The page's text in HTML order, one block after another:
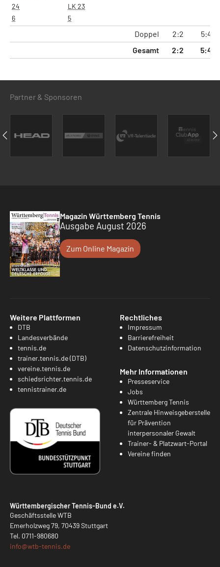
24
6
LK 23
5
Doppel 2:2
5:4
Gesamt
2:2 5:4
Partner & Sponsoren
Magazin Württemberg Tennis
Ausgabe August 2026
Zum Online Magazin
Weitere Plattformen
DTB
Landesverbände
tennis.de
trainer.tennis.de (DTB)
vereine.tennis.de
schiedsrichter.tennis.de
tennistrainer.de
Rechtliches
Impressum
Barrierefreiheit
Datenschutzinformation
Mehr Informationen
Presseservice
Jobs
Württemberg Tennis
Zentrale Hinweisgeberstelle
für Prävention
interpersonaler Gewalt
Trainer- & Platzwart-Portal
Vereine finden
Württembergischer Tennis-Bund e.V.
Geschäftsstelle WTB
Emerholzweg 79, 70439 Stuttgart
Tel. 0711-980680
info@wtb-tennis.de